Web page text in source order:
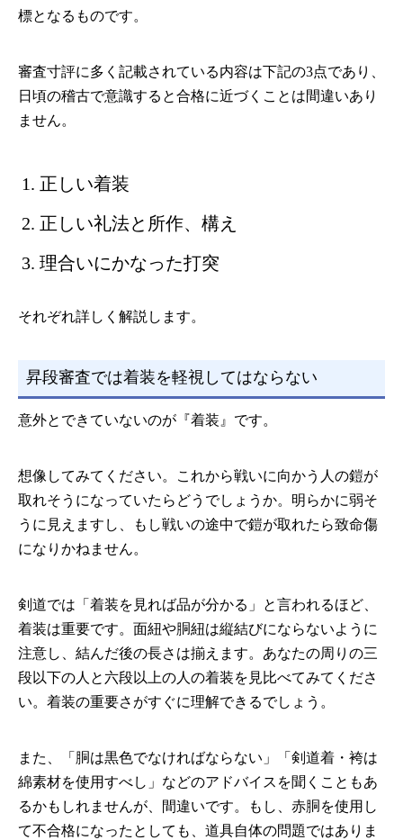
標となるものです。
審査寸評に多く記載されている内容は下記の3点であり、
日頃の稽古で意識すると合格に近づくことは間違いあり
ません。
正しい着装
正しい礼法と所作、構え
理合いにかなった打突
それぞれ詳しく解説します。
昇段審査では着装を軽視してはならない
意外とできていないのが『着装』です。
想像してみてください。これから戦いに向かう人の鎧が
取れそうになっていたらどうでしょうか。明らかに弱そ
うに見えますし、もし戦いの途中で鎧が取れたら致命傷
になりかねません。
剣道では「着装を見れば品が分かる」と言われるほど、
着装は重要です。面紐や胴紐は縦結びにならないように
注意し、結んだ後の長さは揃えます。あなたの周りの三
段以下の人と六段以上の人の着装を見比べてみてくださ
い。着装の重要さがすぐに理解できるでしょう。
また、「胴は黒色でなければならない」「剣道着・袴は
綿素材を使用すべし」などのアドバイスを聞くこともあ
るかもしれませんが、間違いです。もし、赤胴を使用し
て不合格になったとしても、道具自体の問題ではありま